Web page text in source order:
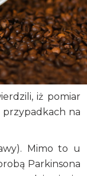
iż pomiar
przypadkach na
Mimo to u
Parkinsona